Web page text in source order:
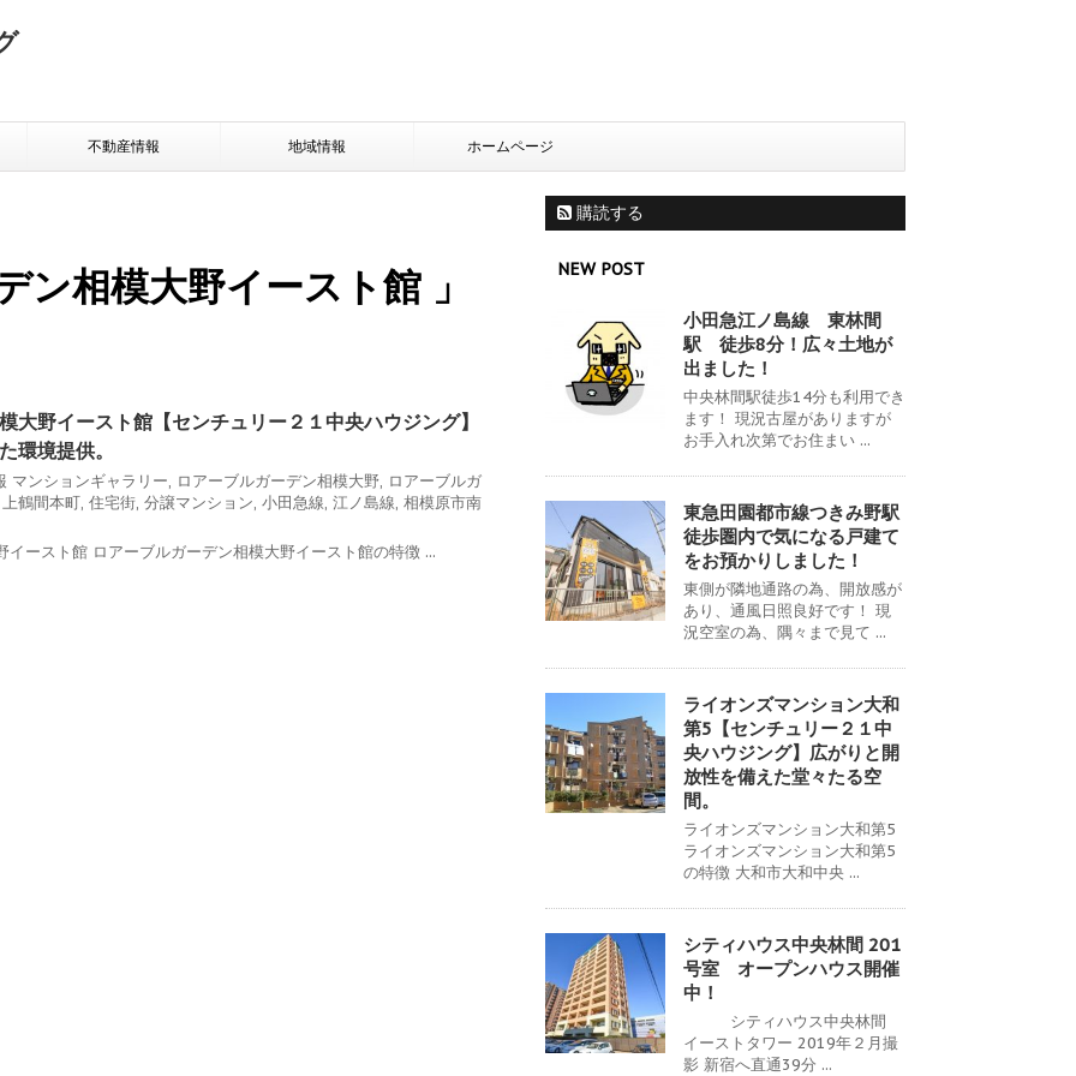
不動産情報 地域情報 ホームページ
ン相模大野イースト館 」
大野イースト館【センチュリー２１中央ハウジング】
環境提供。
マンションギャラリー, ロアーブルガーデン相模大野, ロアーブルガ
上鶴間本町, 住宅街, 分譲マンション, 小田急線, 江ノ島線, 相模原市南
イースト館 ロアーブルガーデン相模大野イースト館の特徴 ...
購読する
NEW POST
小田急江ノ島線 東林間
駅 徒歩8分！広々土地が
出ました！
中央林間駅徒歩14分も利用でき
ます！ 現況古屋がありますが
お手入れ次第でお住まい ...
東急田園都市線つきみ野駅
徒歩圏内で気になる戸建て
をお預かりしました！
東側が隣地通路の為、開放感が
あり、通風日照良好です！ 現
況空室の為、隅々まで見て ...
ライオンズマンション大和
第5【センチュリー２１中
央ハウジング】広がりと開
放性を備えた堂々たる空
間。
ライオンズマンション大和第5
ライオンズマンション大和第5
の特徴 大和市大和中央 ...
シティハウス中央林間 201
号室 オープンハウス開催
中！
シティハウス中央林間
イーストタワー 2019年２月撮
影 新宿へ直通39分 ...